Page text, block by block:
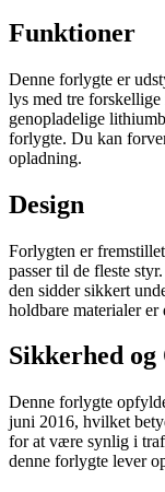
Funktioner
Denne forlygte er
lys med tre
genopladelige
forlygte. Du kan
opladning.
Design
Forlygten er
passer til de fleste
den sidder sikkert
holdbare materialer
Sikkerhed og
Denne forlygte
juni 2016, hvilket
for at være synlig i
denne forlygte lever